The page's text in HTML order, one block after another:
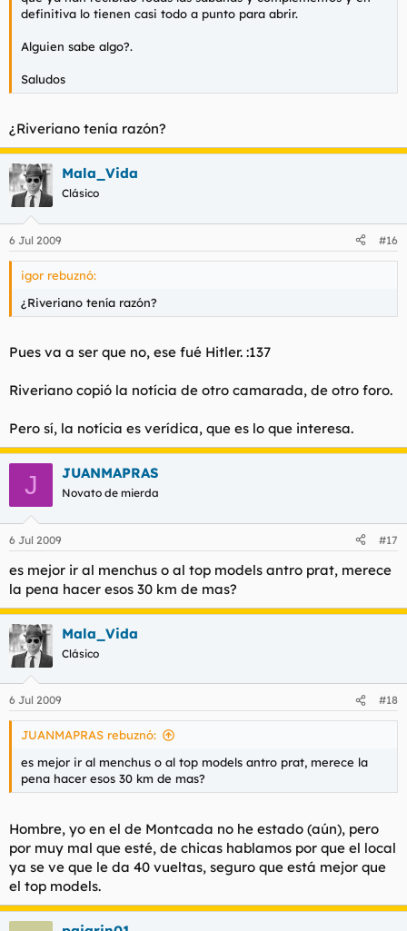
definitiva lo tienen casi todo a punto para abrir.
Alguien sabe algo?.
Saludos
¿Riveriano tenía razón?
Mala_Vida
Clásico
6 Jul 2009 #16
igor rebuznó:
¿Riveriano tenía razón?
Pues va a ser que no, ese fué Hitler. :137
Riveriano copió la notícia de otro camarada, de otro foro.
Pero sí, la notícia es verídica, que es lo que interesa.
J JUANMAPRAS
Novato de mierda
6 Jul 2009 #17
es mejor ir al menchus o al top models antro prat, merece
la pena hacer esos 30 km de mas?
Mala_Vida
Clásico
6 Jul 2009 #18
JUANMAPRAS rebuznó:
es mejor ir al menchus o al top models antro prat, merece la
pena hacer esos 30 km de mas?
Hombre, yo en el de Montcada no he estado (aún), pero
por muy mal que esté, de chicas hablamos por que el local
ya se ve que le da 40 vueltas, seguro que está mejor que
el top models.